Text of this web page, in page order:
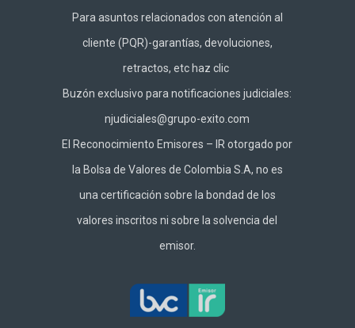
Para asuntos relacionados con atención al
cliente (PQR)-garantías, devoluciones,
retractos, etc hazclic
Buzón exclusivo para notificaciones judiciales:
njudiciales@grupo-exito.com
El Reconocimiento Emisores – IR otorgado por
la Bolsa de Valores de Colombia S.A, no es
una certificación sobre la bondad de los
valores inscritos ni sobre la solvencia del
emisor.